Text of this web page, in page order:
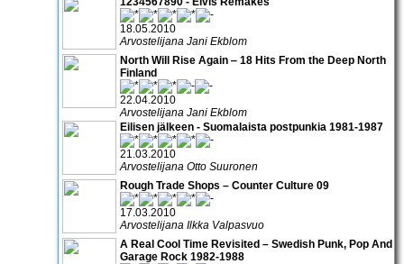
18.05.2010
Arvostelijana Jani Ekblom
North Will Rise Again ‒ 18 Hits From the Deep North
Finland
22.04.2010
Arvostelijana Jani Ekblom
Eilisen jälkeen - Suomalaista postpunkia 1981-1987
21.03.2010
Arvostelijana Otto Suuronen
Rough Trade Shops – Counter Culture 09
17.03.2010
Arvostelijana Ilkka Valpasvuo
A Real Cool Time Revisited – Swedish Punk, Pop And
Garage Rock 1982-1988